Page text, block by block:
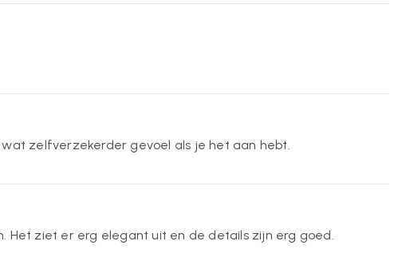
zelfverzekerder gevoel als je het aan hebt.
Het ziet er erg elegant uit en de details zijn erg goed.